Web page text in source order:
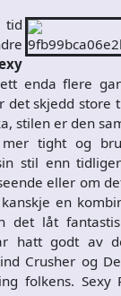
tid
enda flere
det skjedd store
stilen er den
tight og
stil enn
eller om
en
det låt
hatt godt av
Crusher og
folkens. Sexy